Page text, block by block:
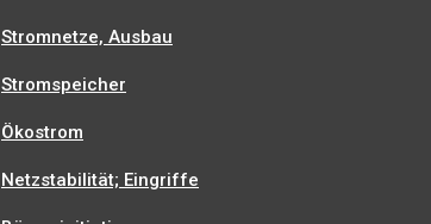
Stromnetze, Ausbau
Stromspeicher
Ökostrom
Netzstabilität; Eingriffe